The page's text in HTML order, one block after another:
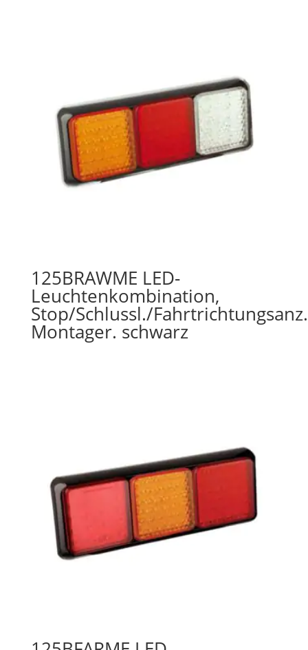
125BRAWME LED-
Leuchtenkombination,
Stop/Schlussl./
Montager. schwarz